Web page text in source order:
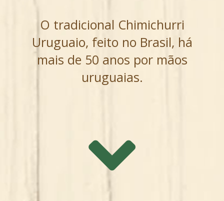
O tradicional Chimichurri
Uruguaio, feito no Brasil, há
mais de 50 anos por mãos
uruguaias.